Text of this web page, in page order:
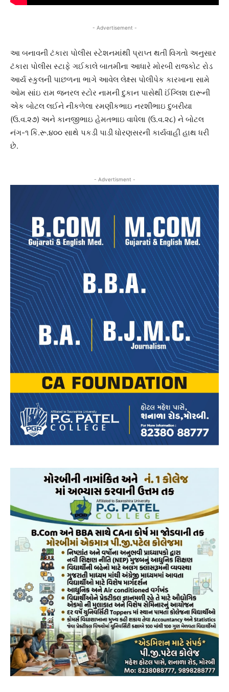
- Advertisement -
આ બનાવની ટંકારા પોલીસ સ્ટેશનમાંથી પ્રાપ્ત થતી વિગતો અનુસાર
ટંકારા પોલીસ સ્ટાફે ગઈકાલે બાતમીના આધારે મોરબી રાજકોટ રોડ
આર્ય સ્કુલની પાછળના ભાગે આવેલ લેક્ષ્સ પોલીપેક કારખાના સામે
ઓમ સાંઇ રામ જનરલ સ્ટોર નામની દુકાન પાસેથી ઈંગ્લિશ દારૂની
એક બોટલ લઈને નીકળેલા રમણીકભાઇ નરશીભાઇ દુબરીયા
(ઉ.વ.૨૭) અને કાનજીભાઇ હેમતભાઇ વાધેલા (ઉ.વ.૨૮) ને બોટલ
નંગ-૧ કિ.રૂ.૪૦૦ સાથે પકડી પાડી ધોરણસરની કાર્યવાહી હાથ ધરી
છે.
- Advertisment -